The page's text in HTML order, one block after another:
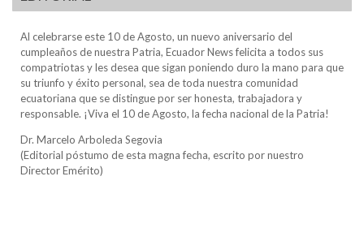
Al celebrarse este 10 de Agosto, un nuevo aniversario del
cumpleaños de nuestra Patria, Ecuador News felicita a todos sus
compatriotas y les desea que sigan poniendo duro la mano para que
su triunfo y éxito personal, sea de toda nuestra comunidad
ecuatoriana que se distingue por ser honesta, trabajadora y
responsable. ¡Viva el 10 de Agosto, la fecha nacional de la Patria!
Dr. Marcelo Arboleda Segovia
(Editorial póstumo de esta magna fecha, escrito por nuestro
Director Emérito)